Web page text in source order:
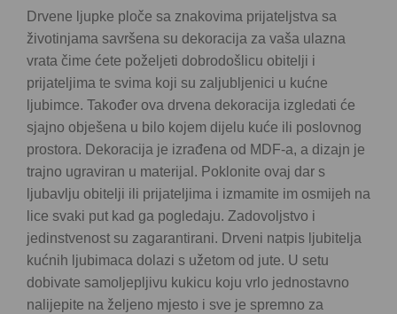
was:
9,00 €.
is:
6,30 €.
Drvene ljupke ploče sa znakovima prijateljstva sa
životinjama savršena su dekoracija za vaša ulazna
vrata čime ćete poželjeti dobrodošlicu obitelji i
prijateljima te svima koji su zaljubljenici u kućne
ljubimce. Također ova drvena dekoracija izgledati će
sjajno obješena u bilo kojem dijelu kuće ili poslovnog
prostora. Dekoracija je izrađena od MDF-a, a dizajn je
trajno ugraviran u materijal. Poklonite ovaj dar s
ljubavlju obitelji ili prijateljima i izmamite im osmijeh na
lice svaki put kad ga pogledaju. Zadovoljstvo i
jedinstvenost su zagarantirani. Drveni natpis ljubitelja
kućnih ljubimaca dolazi s užetom od jute. U setu
dobivate samoljepljivu kukicu koju vrlo jednostavno
nalijepite na željeno mjesto i sve je spremno za